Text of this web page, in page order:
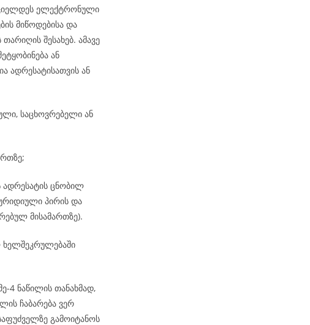
ელექტრონული
მიწოდებისა და
შესახებ. ამავე
ან
ადრესატისათვის ან
საცხოვრებელი ან
ადრესატის ცნობილ
პირის და
მისამართზე).
ხელშეკრულებაში
4 ნაწილის თანახმად,
ჩაბარება ვერ
გამოიტანოს